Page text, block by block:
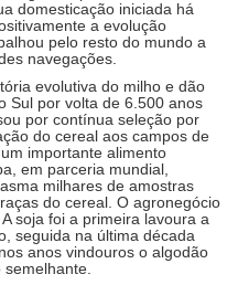
domesticação iniciada há
a evolução
pelo resto do mundo a
navegações.
evolutiva do milho e dão
Sul por volta de 6.500 anos
por contínua seleção por
do cereal aos campos de
importante alimento
em parceria mundial,
milhares de amostras
do cereal. O agronegócio
soja foi a primeira lavoura a
seguida na última década
anos vindouros o algodão